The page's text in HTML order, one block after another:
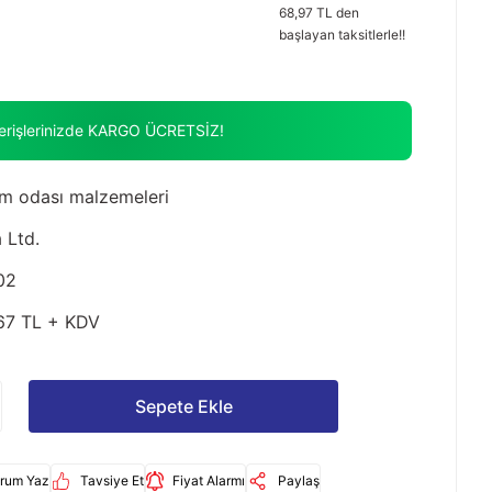
68,97 TL den
başlayan taksitlerle!!
KARGO ÜCRETSİZ!
odası malzemeleri
Ltd.
TL + KDV
Sepete Ekle
Yaz Tavsiye Et Fiyat Alarmı Paylaş